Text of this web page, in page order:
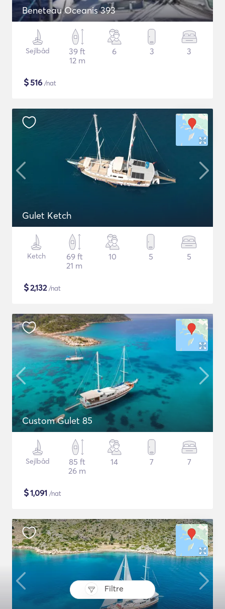
Filtre
Beneteau Oceanis 393
Sejlbåd
39 ft
12 m
6 3 3
$516 /nat
Gulet Ketch
Ketch
69 ft
21 m
10 5 5
$2,132/nat
Custom Gulet 85
Sejlbåd
85 ft
26 m
14 7 7
$1,091 /nat